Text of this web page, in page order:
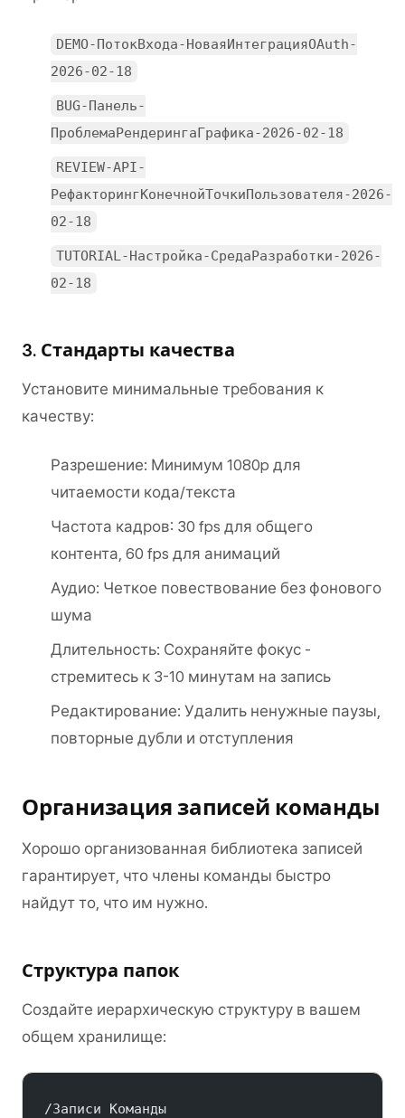
DEMO-ПотокВхода-НоваяИнтеграцияOAuth-
2026-02-18
BUG-Панель-
ПроблемаРендерингаГрафика-2026-02-18
REVIEW-API-
РефакторингКонечнойТочкиПользователя-2026-
02-18
TUTORIAL-Настройка-СредаРазработки-2026-
02-18
3. Стандарты качества
Установите минимальные требования к
качеству:
Разрешение: Минимум 1080p для
читаемости кода/текста
Частота кадров: 30 fps для общего
контента, 60 fps для анимаций
Аудио: Четкое повествование без фонового
шума
Длительность: Сохраняйте фокус -
стремитесь к 3-10 минутам на запись
Редактирование: Удалить ненужные паузы,
повторные дубли и отступления
Организация записей команды
Хорошо организованная библиотека записей
гарантирует, что члены команды быстро
найдут то, что им нужно.
Структура папок
Создайте иерархическую структуру в вашем
общем хранилище:
/Записи Команды